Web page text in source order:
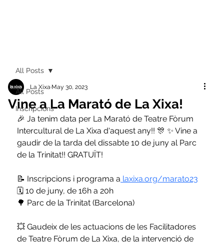
All Posts
Inscripcions
All Posts
Vine a La Marató de La Xixa!
La Xixa May 30, 2023
🎉 Ja tenim data per La Marató de Teatre Fòrum
Intercultural de La Xixa d'aquest any!! 🎊 ✨ Vine a
gaudir de la tarda del dissabte 10 de juny al Parc
de la Trinitat!! GRATUÏT!
📝 Inscripcions i programa a laxixa.org/marato23
🗓 10 de juny, de 16h a 20h
🌳 Parc de la Trinitat (Barcelona)
💥 Gaudeix de les actuacions de les Facilitadores
de Teatre Fòrum de La Xixa, de la intervenció de